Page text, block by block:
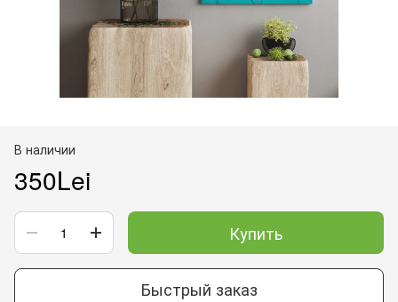
В наличии
350Lei
Купить
Быстрый заказ